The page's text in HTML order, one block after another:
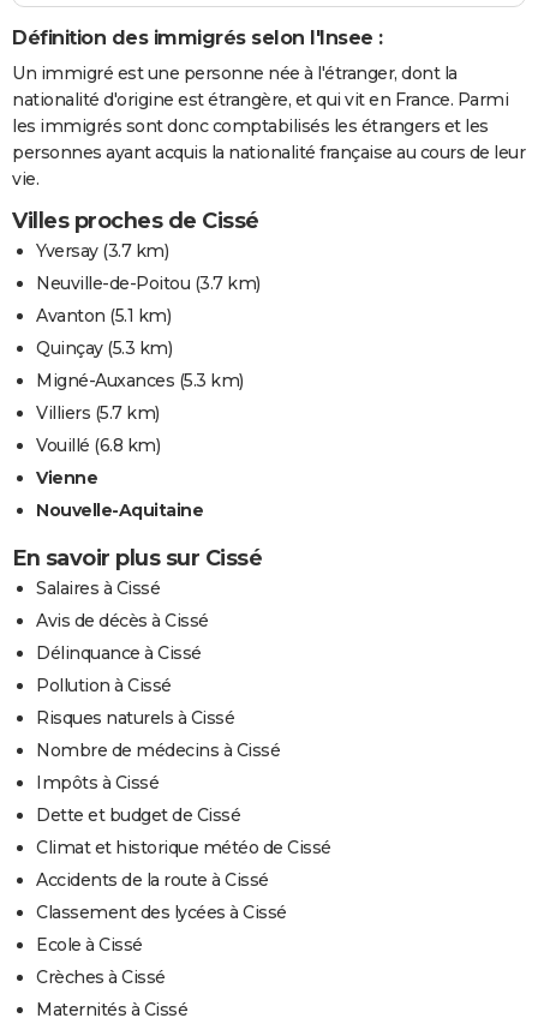
Définition des immigrés selon l'Insee :
Un immigré est une personne née à l'étranger, dont la
nationalité d'origine est étrangère, et qui vit en France. Parmi
les immigrés sont donc comptabilisés les étrangers et les
personnes ayant acquis la nationalité française au cours de leur
vie.
Villes proches de Cissé
Yversay(3.7 km)
Neuville-de-Poitou (3.7 km)
Avanton (5.1 km)
Quinçay(5.3 km)
Migné-Auxances (5.3 km)
Villiers (5.7 km)
Vouillé (6.8 km)
Vienne
Nouvelle-Aquitaine
En savoir plus sur Cissé
Salaires à Cissé
Avis de décès à Cissé
Délinquance à Cissé
Pollution à Cissé
Risques naturels à Cissé
Nombre de médecins à Cissé
Impôts à Cissé
Dette et budget de Cissé
Climat et historique météo de Cissé
Accidents de la route à Cissé
Classement des lycées à Cissé
Ecole à Cissé
Crèches à Cissé
Maternités à Cissé